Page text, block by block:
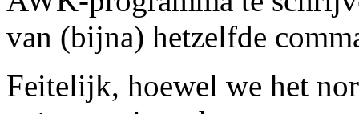
van (bijna) hetzelfde
Feitelijk, hoewel we het